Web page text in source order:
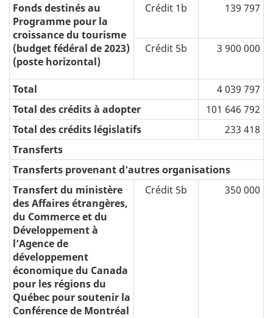
Fonds destinés au
Programme pour la
croissance du tourisme
(budget fédéral de 2023)
(poste horizontal)
Crédit 1b 139 797
Crédit 5b 3 900 000
Total
4 039 797
Total des crédits à adopter
101 646 792
Total des crédits législatifs
233 418
Transferts
Transferts provenant d’autres organisations
Transfert du ministère
des Affaires étrangères,
du Commerce et du
Développement à
l’Agence de
développement
économique du Canada
pour les régions du
Québec pour soutenir la
Conférence de Montréal
Crédit 5b 350 000